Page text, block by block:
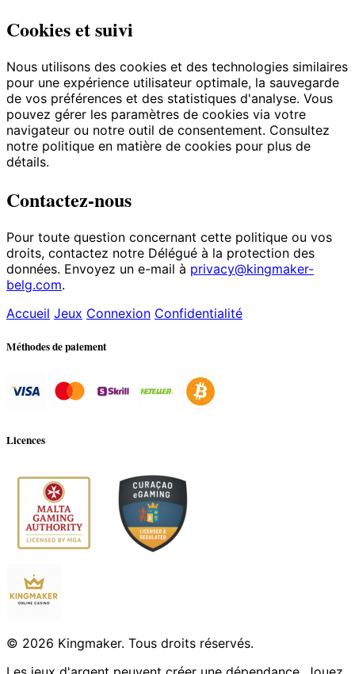
Cookies et suivi
Nous utilisons des cookies et des technologies similaires
pour une expérience utilisateur optimale, la sauvegarde
de vos préférences et des statistiques d'analyse. Vous
pouvez gérer les paramètres de cookies via votre
navigateur ou notre outil de consentement. Consultez
notre politique en matière de cookies pour plus de
détails.
Contactez-nous
Pour toute question concernant cette politique ou vos
droits, contactez notre Délégué à la protection des
données. Envoyez un e-mail à privacy@kingmaker-
belg.com.
Accueil Jeux Connexion Confidentialité
Méthodes de paiement
Licences
© 2026 Kingmaker. Tous droits réservés.